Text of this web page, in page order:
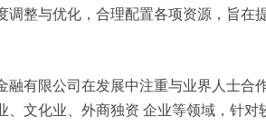
调整与优化，合理配置各项资源，旨在
融有限公司在发展中注重与业界人士合
、文化业、外商独资 企业等领域，针